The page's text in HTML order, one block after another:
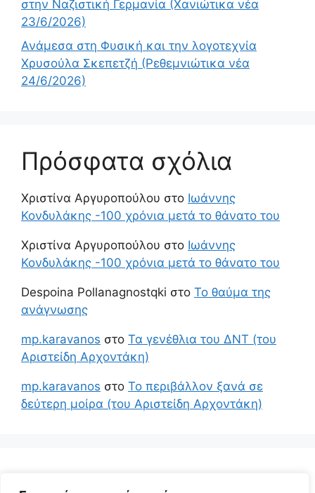
στην Ναζιστική Γερμανία (Χανιώτικα νέα
23/6/2026)
Ανάμεσα στη Φυσική και την λογοτεχνία
Χρυσούλα Σκεπετζή (Ρεθεμνιώτικα νέα
24/6/2026)
Πρόσφατα σχόλια
Χριστίνα Αργυροπούλου στο Ιωάννης
Κονδυλάκης -100 χρόνια μετά το θάνατο του
Χριστίνα Αργυροπούλου στο Ιωάννης
Κονδυλάκης -100 χρόνια μετά το θάνατο του
Despoina Pollanagnostqki στο Το θαύμα της
ανάγνωσης
mp.karavanos στο Τα γενέθλια του ΔΝΤ (του
Αριστείδη Αρχοντάκη)
mp.karavanos στο Το περιβάλλον ξανά σε
δεύτερη μοίρα (του Αριστείδη Αρχοντάκη)